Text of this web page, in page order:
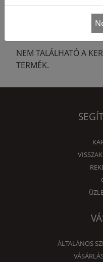
alapdarabja, így
NEM TALÁLHATÓ A
TERMÉK.
ÁLTALÁNOS